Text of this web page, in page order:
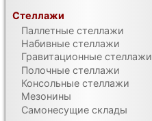
Стеллажи
Паллетные стеллажи
Набивные стеллажи
Гравитационные стеллажи
Полочные стеллажи
Консольные стеллажи
Мезонины
Самонесущие склады